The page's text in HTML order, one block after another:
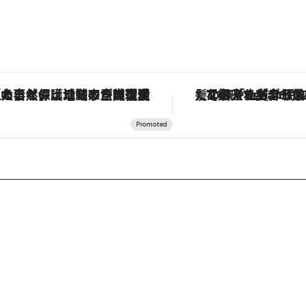
「大事なのは地域の意識を変えること」。ロレックス賞受賞の自然保護活動家が実現させたナイジェリアの自然環境の復活